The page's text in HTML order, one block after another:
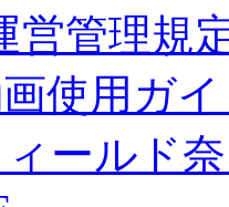
営管理規
使用ガ
ールド